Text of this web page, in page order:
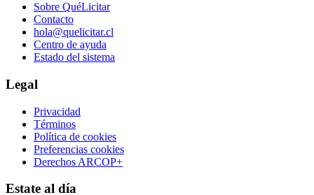
Sobre QuéLicitar
Contacto
hola@quelicitar.cl
Centro de ayuda
Estado del sistema
Legal
Privacidad
Términos
Política de cookies
Preferencias cookies
Derechos ARCOP+
Estate al día